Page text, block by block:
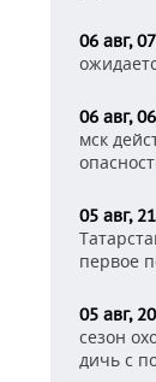
06 авг,
06 авг,
мск
05 авг,
первое
05 авг,
сезон
дичь с